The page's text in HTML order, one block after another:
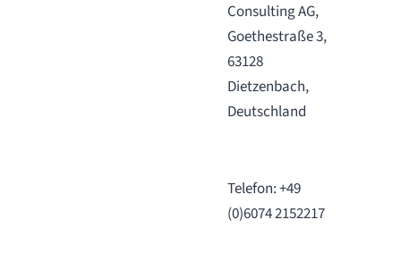
Consulting AG,
Goethestraße 3,
63128
Dietzenbach,
Deutschland
Telefon: +49
(0)6074 2152217